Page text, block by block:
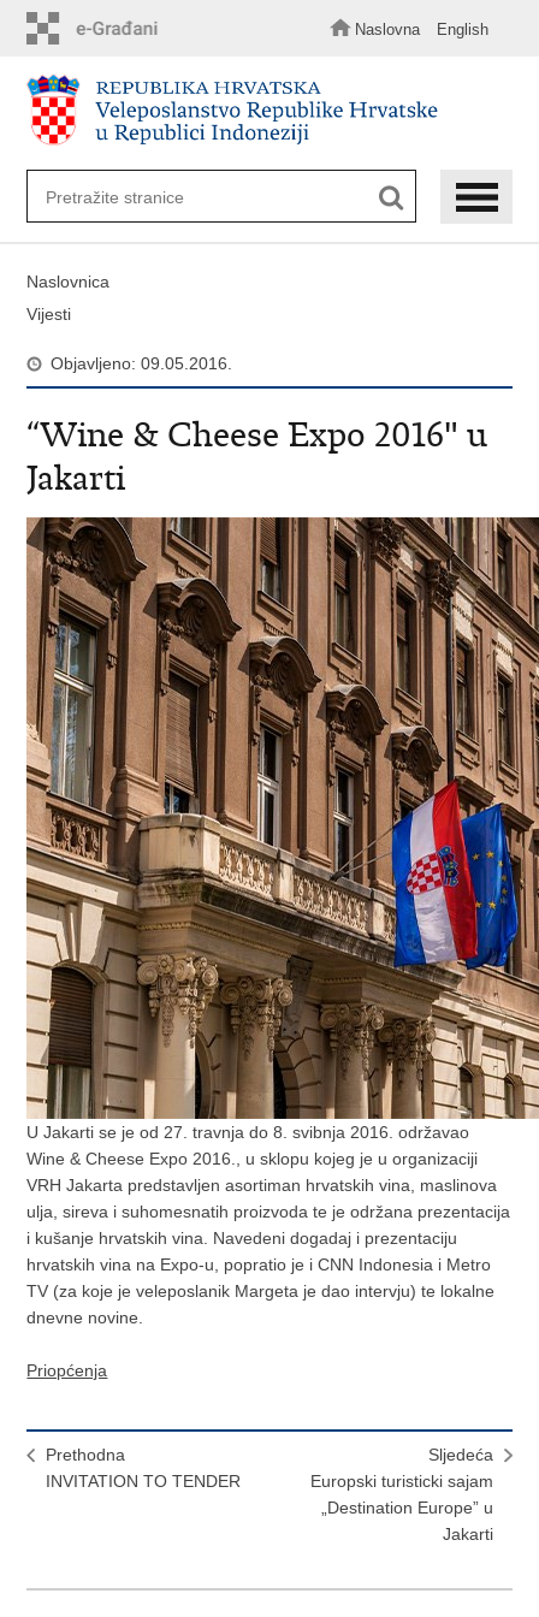
sadržaj
Naslovna English
Naslovnica
Vijesti
Objavljeno: 09.05.2016.
“Wine & Cheese Expo 2016" u
Jakarti
U Jakarti se je od 27. travnja do 8. svibnja 2016. održavao
Wine & Cheese Expo 2016., u sklopu kojeg je u organizaciji
VRH Jakarta predstavljen asortiman hrvatskih vina, maslinova
ulja, sireva i suhomesnatih proizvoda te je održana prezentacija
i kušanje hrvatskih vina. Navedeni dogadaj i prezentaciju
hrvatskih vina na Expo-u, popratio je i CNN Indonesia i Metro
TV (za koje je veleposlanik Margeta je dao intervju) te lokalne
dnevne novine.
Priopćenja
Prethodna
INVITATION TO TENDER
Sljedeća
Europski turisticki sajam
„Destination Europe” u
Jakarti